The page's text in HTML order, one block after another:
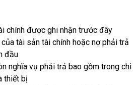
chính được ghi nhận trước đây
tài sản tài chính hoặc nợ phải trả
đầu
nghĩa vụ phải trả bao gồm trong chi
thiết bị